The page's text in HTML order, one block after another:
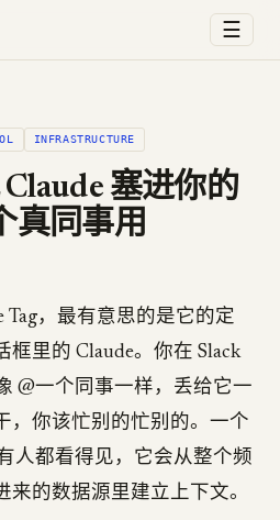
☰
INFRASTRUCTURE
塞进你的
真同事用
Tag，最有意思的是它的定
里的 Claude。你在 Slack
@一个同事一样，丢给它一
，你该忙别的忙别的。一个
人都看得见，它会从整个频
的数据源里建立上下文。